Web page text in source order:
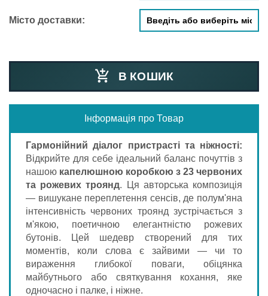
Місто доставки:
В КОШИК
Інформація про Товар
Гармонійний діалог пристрасті та ніжності:
Відкрийте для себе ідеальний баланс почуттів з
нашою капелюшною коробкою з 23 червоних
та рожевих троянд. Ця авторська композиція
— вишукане переплетення сенсів, де полум'яна
інтенсивність червоних троянд зустрічається з
м'якою, поетичною елегантністю рожевих
бутонів. Цей шедевр створений для тих
моментів, коли слова є зайвими — чи то
вираження глибокої поваги, обіцянка
майбутнього або святкування кохання, яке
одночасно і палке, і ніжне.